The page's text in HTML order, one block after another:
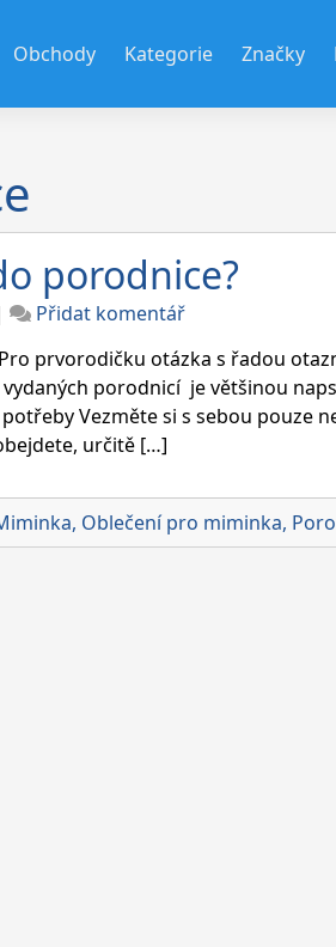
Obchody Kategorie Značky
porodnice?
Přidat komentářon
si
vzít
s
sebou
prvorodičku otázka s řadou
porodnicí je většinou
Vezměte si s sebou pouze
určitě […]
, Oblečení pro miminka,